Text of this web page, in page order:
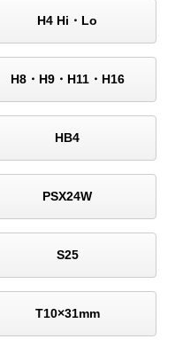
H4 Hi・Lo
H8・H9・H11・H16
HB4
PSX24W
S25
T10×31mm